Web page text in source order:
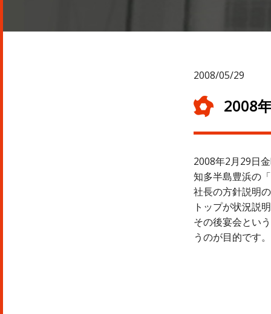
2008/05/29
2008
2008年2月29日
知多半島豊浜の
社長の方針説明
トップが状況説
その後宴会とい
うのが目的です。